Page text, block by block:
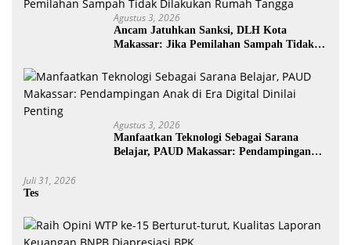
Agustus 3, 2026
Ancam Jatuhkan Sanksi, DLH Kota
Makassar: Jika Pemilahan Sampah Tidak
Agustus 3, 2026
Manfaatkan Teknologi Sebagai Sarana
Belajar, PAUD Makassar: Pendampingan
Juli 31, 2026
Tes